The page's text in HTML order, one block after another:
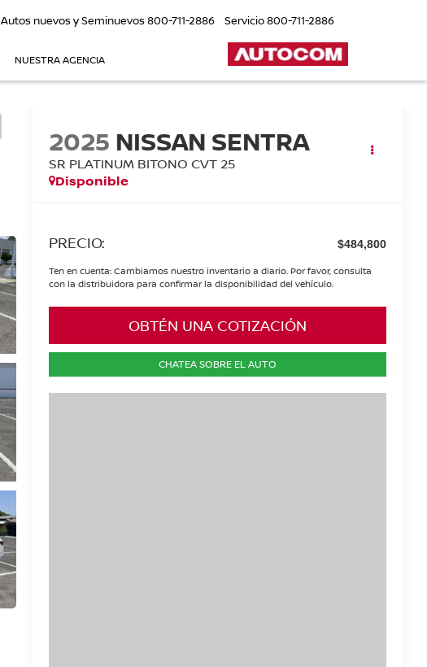
Autos nuevos y Seminuevos800-711-2886 Servicio800-711-2886
NUESTRA AGENCIA
2025 NISSAN SENTRA
SR PLATINUM BITONO CVT 25
Disponible
PRECIO: $484,800
Ten en cuenta: Cambiamos nuestro inventario a diario. Por favor, consulta
con la distribuidora para confirmar la disponibilidad del vehículo.
OBTÉN UNA COTIZACIÓN
CHATEA SOBRE EL AUTO